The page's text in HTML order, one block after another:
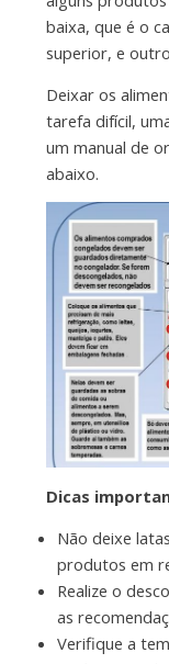
baixa, que é o
superior, e
Deixar os
tarefa difícil,
um manual de
abaixo.
Dicas
Não deixe
produtos em
Realize o
as
Verifique a